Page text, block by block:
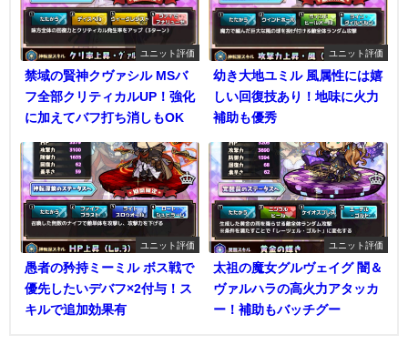
ユニット評価
禁域の賢神クヴァシル MSバ
フ全部クリティカルUP！強化
に加えてバフ打ち消しもOK
ユニット評価
幼き大地ユミル 風属性には嬉
しい回復技あり！地味に火力
補助も優秀
ユニット評価
愚者の矜持ミーミル ボス戦で
優先したいデバフ×2付与！ス
キルで追加効果有
ユニット評価
太祖の魔女グルヴェイグ 闇＆
ヴァルハラの高火力アタッカ
ー！補助もバッチグー